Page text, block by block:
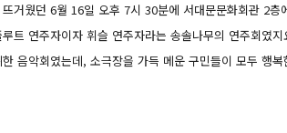
거웠던 6월 16일 오후 7시 30분에 서대문문화회관 2층
트 연주자이자 휘슬 연주자라는 송솔나무의 연주회였
음악회였는데, 소극장을 가득 메운 구민들이 모두 행